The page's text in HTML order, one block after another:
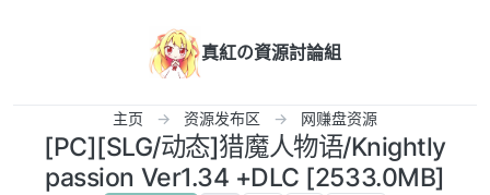
真紅の資源討論組
主页 资源发布区 网赚盘资源
[PC][SLG/动态]猎魔人物语/Knightly
passion Ver1.34 +DLC [2533.0MB]